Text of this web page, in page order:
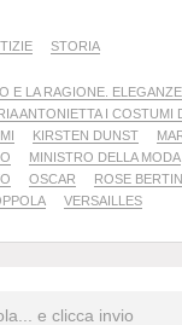
STORIA
E LA RAGIONE.
ANTONIETTA I COSTUMI
KIRSTEN DUNST
MINISTRO DELLA MODA
OSCAR ROSE BERTIN
VERSAILLES